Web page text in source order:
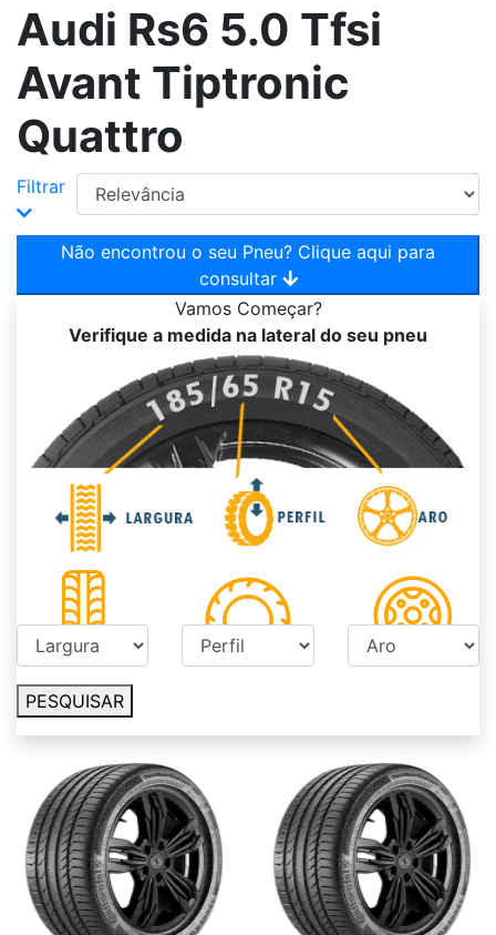
Audi Rs6 5.0 Tfsi
Avant Tiptronic
Quattro
Filtrar
Não encontrou o seu Pneu? Clique aqui para
consultar
Vamos Começar?
Verifique a medida na lateral do seu pneu
PESQUISAR